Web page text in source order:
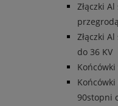
Złączki
Złączki
do 36 KV
Końcówki
90stopni